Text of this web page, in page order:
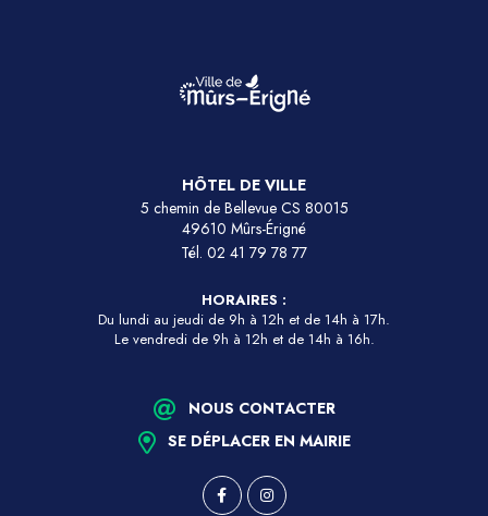
HÔTEL DE VILLE
5 chemin de Bellevue CS 80015
49610 Mûrs-Érigné
Tél. 02 41 79 78 77
HORAIRES :
Du lundi au jeudi de 9h à 12h et de 14h à 17h.
Le vendredi de 9h à 12h et de 14h à 16h.
NOUS CONTACTER
SE DÉPLACER EN MAIRIE